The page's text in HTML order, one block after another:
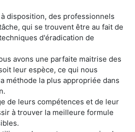
disposition, des professionnels
qui se trouvent être au fait de
d'éradication de
avons une parfaite maitrise des
leur espèce, ce qui nous
méthode la plus appropriée dans
de leurs compétences et de leur
à trouver la meilleure formule